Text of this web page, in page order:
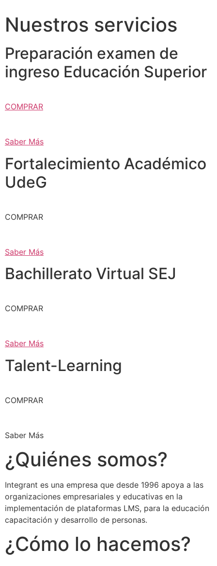
Nuestros servicios
Preparación examen de
ingreso Educación Superior
COMPRAR
Saber Más
Fortalecimiento Académico
UdeG
COMPRAR
Saber Más
Bachillerato Virtual SEJ
COMPRAR
Saber Más
Talent-Learning
COMPRAR
Saber Más
¿Quiénes somos?
Integrant es una empresa que desde 1996 apoya a las
organizaciones empresariales y educativas en la
implementación de plataformas LMS, para la educación
capacitación y desarrollo de personas.
¿Cómo lo hacemos?